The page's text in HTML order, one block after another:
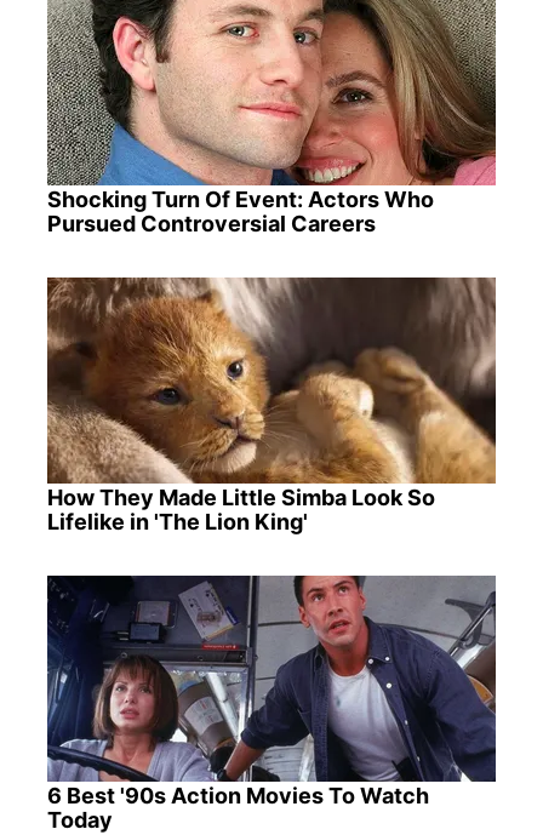
Shocking Turn Of Event: Actors Who
Pursued Controversial Careers
How They Made Little Simba Look So
Lifelike in 'The Lion King'
6 Best '90s Action Movies To Watch
Today